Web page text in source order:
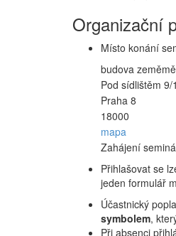
Organizační
Místo konání
budova
Pod sídlištěm 9/
Praha 8
18000
mapa
Zahájení
Přihlašovat se
jeden formulář
Účastnický
symbolem,
Při absenci